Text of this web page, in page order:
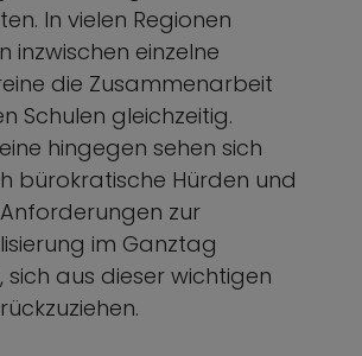
In vielen Regionen
inzwischen einzelne
die Zusammenarbeit
Schulen gleichzeitig.
hingegen sehen sich
bürokratische Hürden und
zur
im Ganztag
sich aus dieser wichtigen